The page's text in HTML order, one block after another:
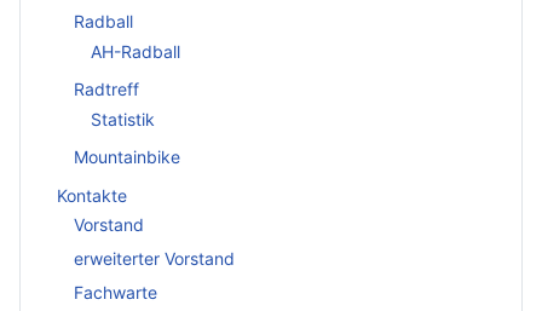
Radball
AH-Radball
Radtreff
Statistik
Mountainbike
Kontakte
Vorstand
erweiterter Vorstand
Fachwarte